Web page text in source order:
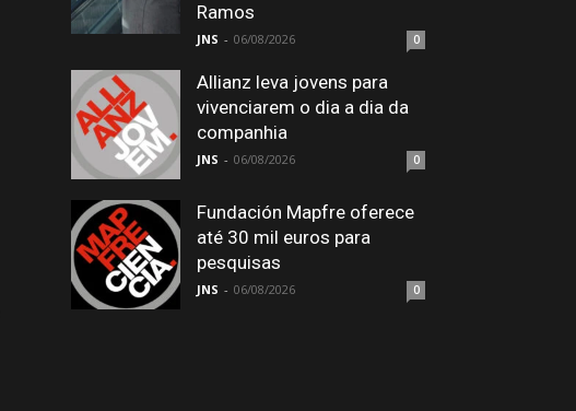
Ramos
JNS - 06/08/2026 0
Allianz leva jovens para
vivenciarem o dia a dia da
companhia
JNS - 06/08/2026 0
Fundación Mapfre oferece
até 30 mil euros para
pesquisas
JNS - 06/08/2026 0